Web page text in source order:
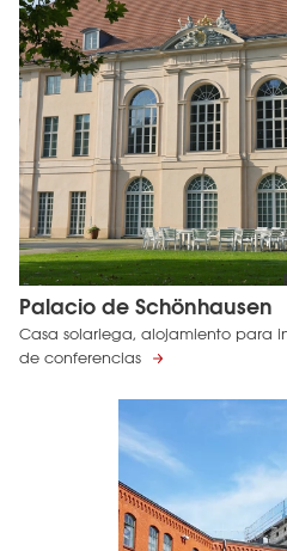
Palacio de Schönhausen
Casa solariega, alojamiento para
de conferencias